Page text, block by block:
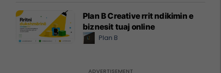
Plan B Creative rrit ndikimin e
biznesit tuaj online
Plan B